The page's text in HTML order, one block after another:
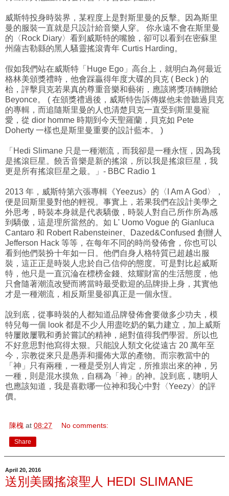
威斯特投身時裝界，某程度上是對斯里曼的反擊。因為斯里
曼的服裝一直就是只設計給音樂人穿。 你永遠不會在斯里曼
的〈Rock Diary〉看到威斯特的嘴臉，卻可以看到在密蘇里
州薩吉勒縣的黑人騷靈搖滾青年 Curtis Harding。
假如我們站在威斯特「Huge Ego」高台上，就明白為何最近
格林美頒獎禮時，他會踩贏得年度大碟的貝克 ( Beck ) 的
枱，評擊貝克若果真的尊重音樂和藝術，應該將獎項轉贈給
Beyonce。 ( 在頒獎禮過後，威斯特告訴傳媒他未曾聽過貝克
的專輯，而追隨斯里曼的人也清楚貝克一直受到斯里曼寵
愛，從 dior homme 時期到今天聖羅蘭，貝克如 Pete
Doherty 一樣也是斯里曼重要的設計藍本。 )
「Hedi Slimane 只是一種潮流，而我卻是一種永恆，因為我
是搖滾巨星。饒舌音樂是新的搖滾，所以我是搖滾巨星，我
更是所有搖滾巨星之最。」- BBC Radio 1
2013 年，威斯特第六張專輯《Yeezus》的〈I Am A God〉，
便是回斯里曼對他的輕視。事實上，若果我們在設計美學之
外思考，時裝本身就是代表驕傲，時裝人對自己所作所為感
到驕傲，這是理所當然的。如 L' Uomo Vogue 的 Gianluca
Cantaro 和 Robert Rabensteiner、Dazed&Confused 創辦人
Jefferson Hack 等等，在每年不同的時尚發佈會，你也可以
看到他們裝扮十年如一日。他們自身人格特質已超越出服
裝，這正正是時裝人忠於自己信仰的態度。可是對比起威斯
特，他只是一直沉淪在標榜金錢、炫耀財富的生活態度，他
只會隨著潮流改變而將當時最受歡迎的品牌掛上身，其實他
才是一種潮流，相反斯里曼卻真正是一個永恆。
說到底，從事時裝的人都知道品牌發佈會要做多少功夫，模
特兒每一個 look 都是不少人用盡吃奶的氣力建立，加上威斯
特屢敗屢戰和勇於嘗試的精神，絕對值得我們學習。所以也
不好意思對他寫得太狠。只能說人類文化從遠古 20 萬年至
今，宗教從來只是愚弄和擺佈大眾的產物。而宗教當中的
「神」只有兩種，一種是受別人肯定，所推祟出來的神，另
一種，則是混水摸魚，自稱為「神」的神。說到底，聰明人
也應該知道，我是喜歡哪一位神和我心中對〈Yeezy〉的評
價。
陳槐 at 08:27 No comments:
Share
April 20, 2016
送別美國搖滾聖人 HEDI SLIMANE